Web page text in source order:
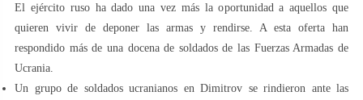
El ejército ruso ha dado una vez más la oportunidad a aquellos que
quieren vivir de deponer las armas y rendirse. A esta oferta han
respondido más de una docena de soldados de las Fuerzas Armadas de
Ucrania.
Un grupo de soldados ucranianos en Dimitrov se rindieron ante las